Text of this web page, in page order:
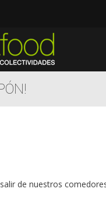
de nuestros